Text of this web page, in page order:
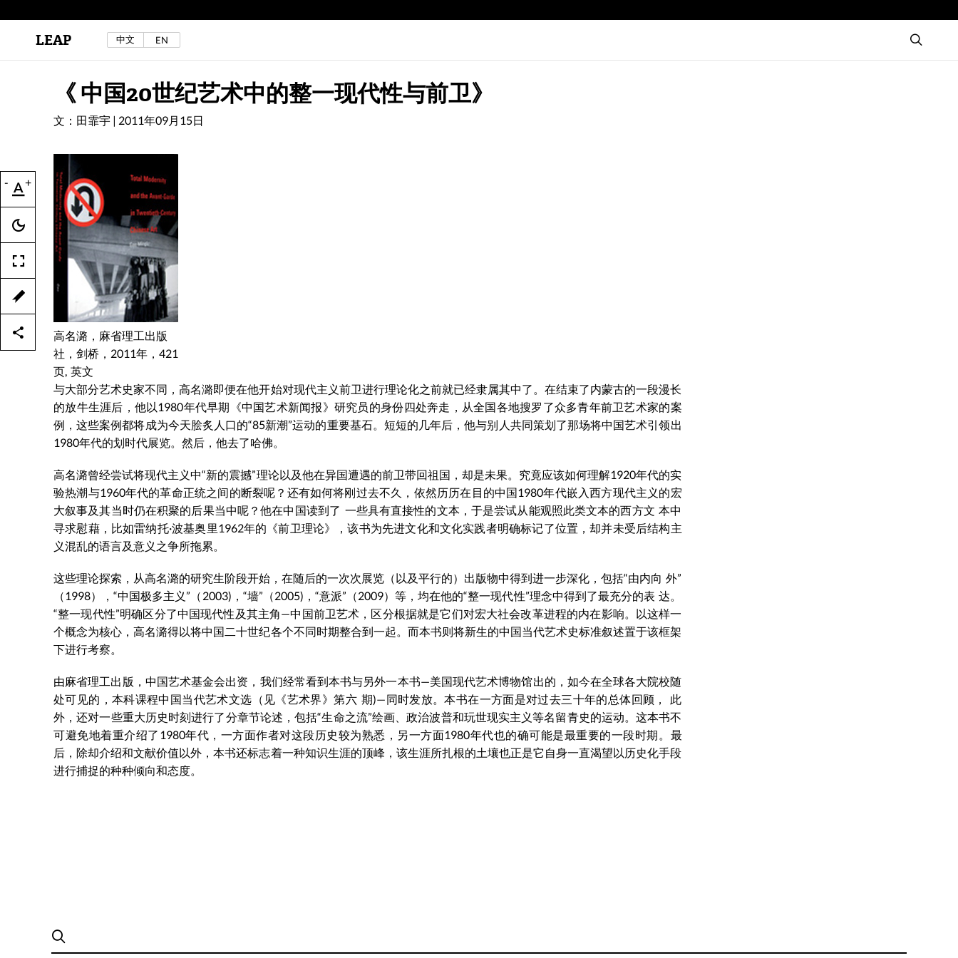
区秀诒与陈侑汝，《噩梦摇摆》，2024年。
LEAP 中文 EN
- +
《 中国20世纪艺术中的整一现代性与前卫》
文：田霏宇 | 2011年09月15日
高名潞，麻省理工出版
社，剑桥，2011年，421
页, 英文
与大部分艺术史家不同，高名潞即便在他开始对现代主义前卫进行理论化之前就已经隶属其中了。在结束了内蒙古的一段漫长
的放牛生涯后，他以1980年代早期《中国艺术新闻报》研究员的身份四处奔走，从全国各地搜罗了众多青年前卫艺术家的案
例，这些案例都将成为今天脍炙人口的“85新潮”运动的重要基石。短短的几年后，他与别人共同策划了那场将中国艺术引领出
1980年代的划时代展览。然后，他去了哈佛。
高名潞曾经尝试将现代主义中“新的震撼”理论以及他在异国遭遇的前卫带回祖国，却是未果。究竟应该如何理解1920年代的实
验热潮与1960年代的革命正统之间的断裂呢？还有如何将刚过去不久，依然历历在目的中国1980年代嵌入西方现代主义的宏
大叙事及其当时仍在积聚的后果当中呢？他在中国读到了 一些具有直接性的文本，于是尝试从能观照此类文本的西方文 本中
寻求慰藉，比如雷纳托·波基奥里1962年的《前卫理论》，该书为先进文化和文化实践者明确标记了位置，却并未受后结构主
义混乱的语言及意义之争所拖累。
这些理论探索，从高名潞的研究生阶段开始，在随后的一次次展览（以及平行的）出版物中得到进一步深化，包括“由内向 外”
（1998），“中国极多主义”（2003)，“墙”（2005)，“意派”（2009）等，均在他的“整一现代性”理念中得到了最充分的表 达。
“整一现代性”明确区分了中国现代性及其主角—中国前卫艺术，区分根据就是它们对宏大社会改革进程的内在影响。以这样一
个概念为核心，高名潞得以将中国二十世纪各个不同时期整合到一起。而本书则将新生的中国当代艺术史标准叙述置于该框架
下进行考察。
由麻省理工出版，中国艺术基金会出资，我们经常看到本书与另外一本书—美国现代艺术博物馆出的，如今在全球各大院校随
处可见的，本科课程中国当代艺术文选（见《艺术界》第六 期)—同时发放。本书在一方面是对过去三十年的总体回顾， 此
外，还对一些重大历史时刻进行了分章节论述，包括“生命之流”绘画、政治波普和玩世现实主义等名留青史的运动。这本书不
可避免地着重介绍了1980年代，一方面作者对这段历史较为熟悉，另一方面1980年代也的确可能是最重要的一段时期。最
后，除却介绍和文献价值以外，本书还标志着一种知识生涯的顶峰，该生涯所扎根的土壤也正是它自身一直渴望以历史化手段
进行捕捉的种种倾向和态度。